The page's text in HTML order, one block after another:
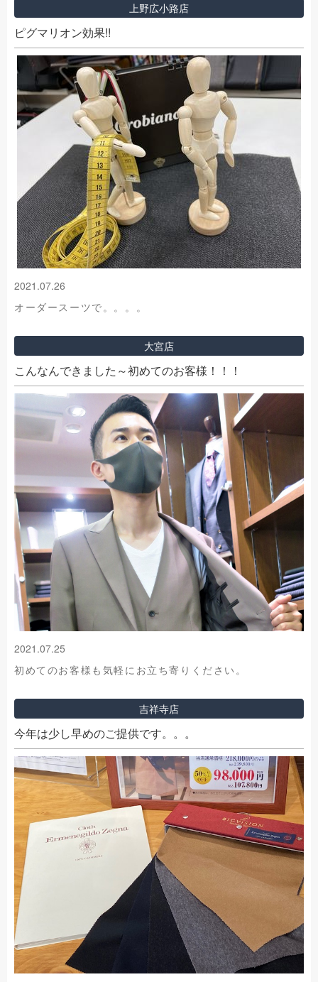
上野広小路店
ピグマリオン効果!!
2021.07.26
オーダースーツで。。。。
大宮店
こんなんできました～初めてのお客様！！！
2021.07.25
初めてのお客様も気軽にお立ち寄りください。
吉祥寺店
今年は少し早めのご提供です。。。